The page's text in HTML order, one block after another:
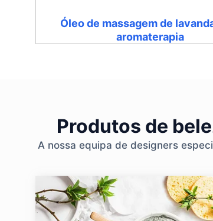
Óleo de massagem de
aromaterapia
Produtos de
A nossa equipa de designers